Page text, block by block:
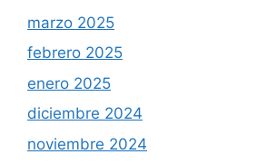
marzo 2025
febrero 2025
enero 2025
diciembre 2024
noviembre 2024